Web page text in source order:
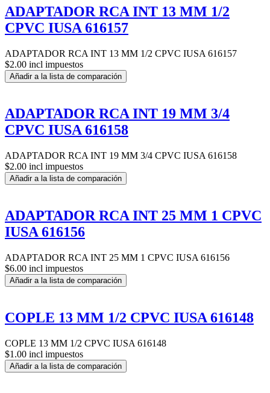
ADAPTADOR RCA INT 13 MM 1/2
CPVC IUSA 616157
ADAPTADOR RCA INT 13 MM 1/2 CPVC IUSA 616157
$2.00 incl impuestos
Añadir a la lista de comparación
ADAPTADOR RCA INT 19 MM 3/4
CPVC IUSA 616158
ADAPTADOR RCA INT 19 MM 3/4 CPVC IUSA 616158
$2.00 incl impuestos
Añadir a la lista de comparación
ADAPTADOR RCA INT 25 MM 1 CPVC
IUSA 616156
ADAPTADOR RCA INT 25 MM 1 CPVC IUSA 616156
$6.00 incl impuestos
Añadir a la lista de comparación
COPLE 13 MM 1/2 CPVC IUSA 616148
COPLE 13 MM 1/2 CPVC IUSA 616148
$1.00 incl impuestos
Añadir a la lista de comparación